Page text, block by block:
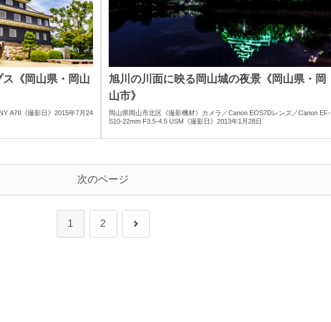
《岡山県・岡山
A7II《撮影日》2015年7月24
旭川の川面に映る岡山城の夜景《岡山県・岡
山市》
岡山県岡山市北区《撮影機材》カメラ／Canon EOS7Dレンズ／Canon EF-
S10-22mm F3.5-4.5 USM《撮影日》2013年1月28日
次のページ
1 2 次